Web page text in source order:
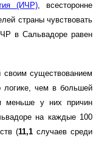
(ИЧР), всесторонне
страны чувствовать
в Сальвадоре равен
своим существованием
чем в большей
меньше у них причин
на каждые 100
(11,1 случаев среди